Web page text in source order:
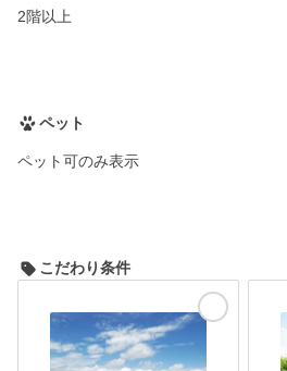
2階以上
ペット
ペット可のみ表示
こだわり条件